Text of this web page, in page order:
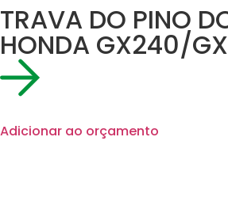
TRAVA DO PINO
HONDA GX240/
Adicionar ao orçamento